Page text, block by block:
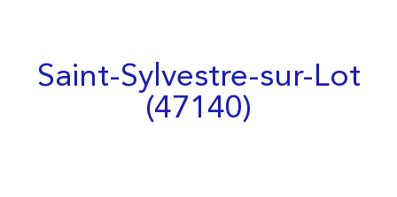
Saint-Sylvestre-sur-Lot
(47140)